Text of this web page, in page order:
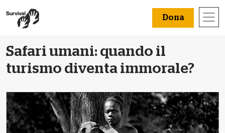
Dona
Safari umani: quando il
turismo diventa immorale?